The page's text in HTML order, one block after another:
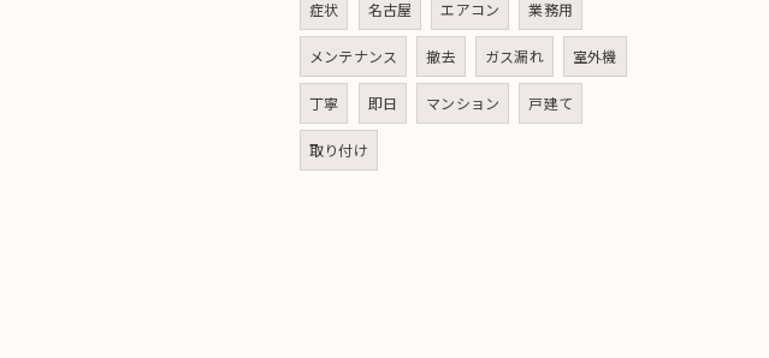
症状 名古屋 エアコン 業務用
メンテナンス 撤去 ガス漏れ 室外機
丁寧 即日 マンション 戸建て
取り付け